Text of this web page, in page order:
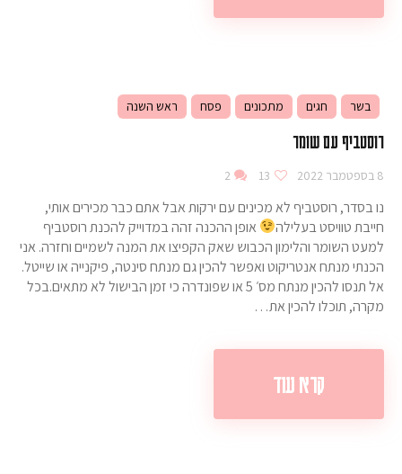
בשר חגים מתכונים פסח ראש השנה
רוסטביף עם שומר
8 בספטמבר 2022 13
2
נו בסדר, רוסטביף לא מכינים עם ירקות אבל אתם כבר מכירים אותי,
חייבת טוויסט בעלילה
אופן ההכנה זהה במדוייק להכנת רוסטביף
למעט השומר והלימון הכבוש שאק הקפיצו את המנה לשמיים וחזרה. אני
הכנתי מנתח אנטריקוט ואפשר להכין גם מנתח סינטה, פיקנייה או שייטל.
אל תנסו להכין מנתח מס׳ 5 או שפונדרה כי זמן הבישול לא מתאים.בכל
מקרה, תוכלו להכין את…
קרא עוד